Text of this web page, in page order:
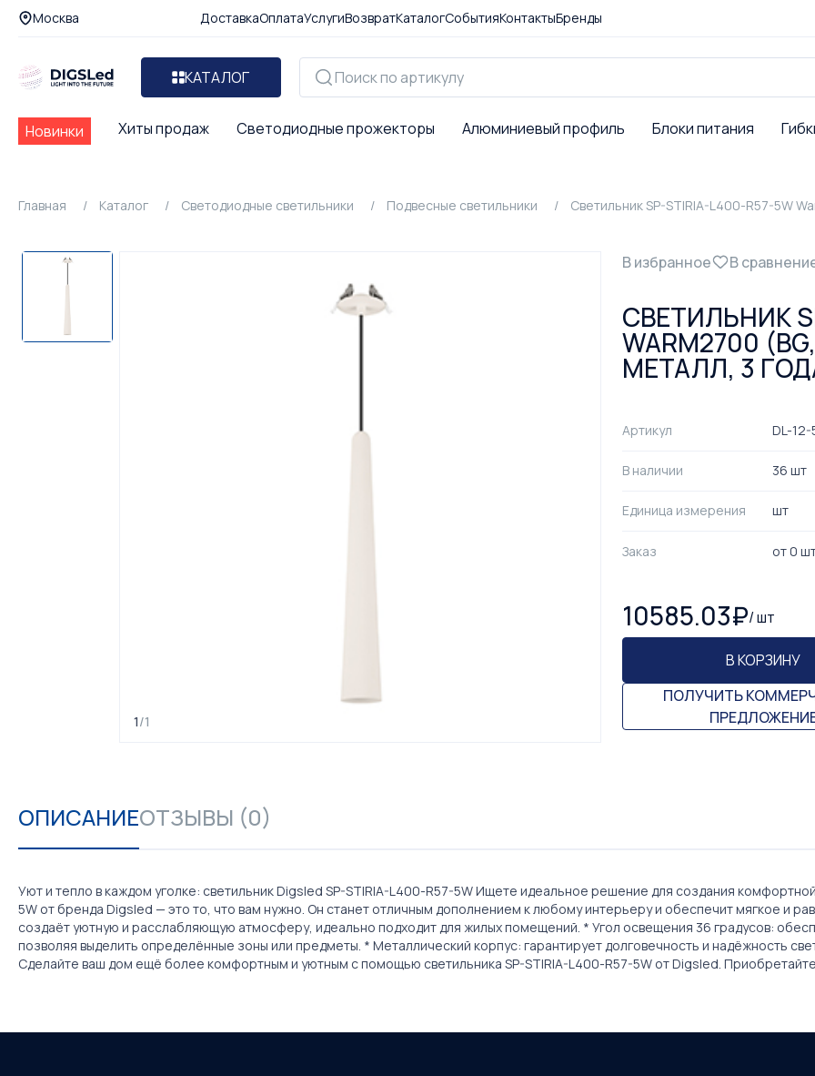
Москва ДоставкаОплатаУслугиВозвратКаталогСобытияКонтактыБренды
КАТАЛОГ
Новинки Хиты продаж Светодиодные прожекторы Алюминиевый профиль Блоки питания
Главная Каталог Светодиодные светильники Подвесные светильники Светильник SP-STIRIA-L400-R57-5W
1/1
В избранное В
СВЕТИЛЬНИК
WARM2700
МЕТАЛЛ, 3
Артикул DL-12-
В наличии 36 шт
Единица измерения шт
Заказ от0
10585.03₽/шт
В КОРЗИНУ
ПОЛУЧИТЬ
ОПИСАНИЕОТЗЫВЫ (0)
Уют и тепло в каждом уголке: светильник Digsled SP-STIRIA-L400-R57-5W Ищете идеальное решение для создания
5W от бренда Digsled — это то, что вам нужно. Он станет отличным дополнением к любому интерьеру и обеспечит мягкое и
создаёт уютную и расслабляющую атмосферу, идеально подходит для жилых помещений. * Угол освещения 36 градусов:
позволяя выделить определённые зоны или предметы. * Металлический корпус: гарантирует долговечность и надёжность
Сделайте ваш дом ещё более комфортным и уютным с помощью светильника SP-STIRIA-L400-R57-5W от Digsled.